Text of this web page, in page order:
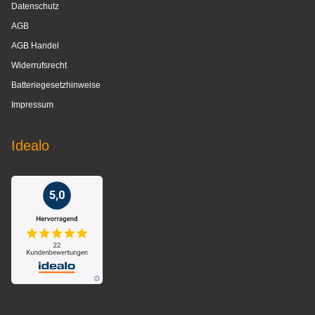
Datenschutz
AGB
AGB Handel
Widerrufsrecht
Batteriegesetzhinweise
Impressum
Idealo